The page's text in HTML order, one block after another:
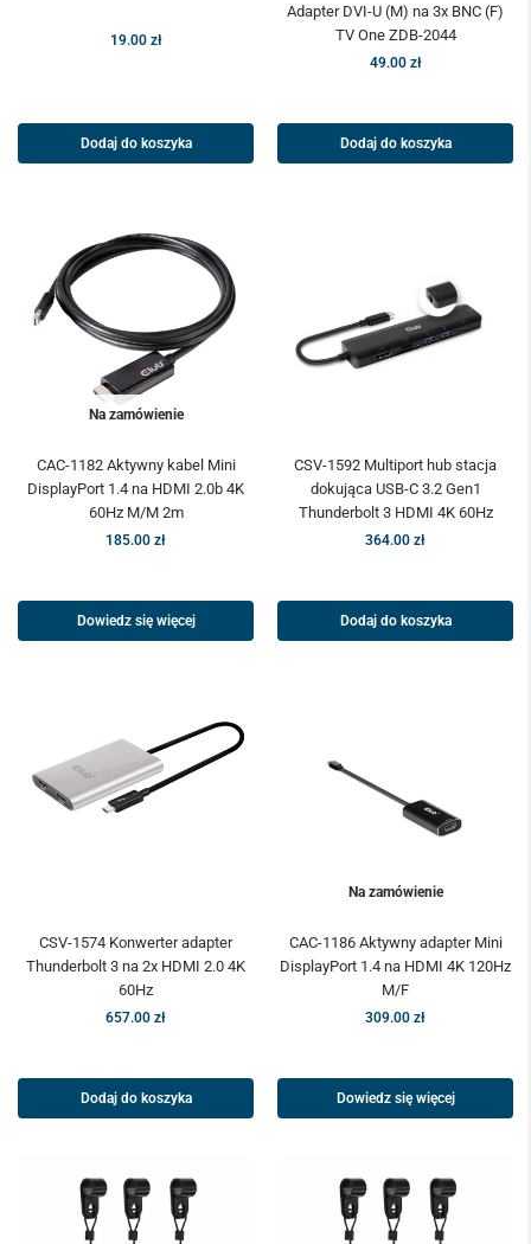
19.00 zł
Dodaj do koszyka
Adapter DVI-U (M) na 3x BNC (F)
TV One ZDB-2044
49.00 zł
Dodaj do koszyka
Na zamówienie
CAC-1182 Aktywny kabel Mini
DisplayPort 1.4 na HDMI 2.0b 4K
60Hz M/M 2m
185.00 zł
Dowiedz się więcej
CSV-1592 Multiport hub stacja
dokująca USB-C 3.2 Gen1
Thunderbolt 3 HDMI 4K 60Hz
364.00 zł
Dodaj do koszyka
CSV-1574 Konwerter adapter
Thunderbolt 3 na 2x HDMI 2.0 4K
60Hz
657.00 zł
Dodaj do koszyka
Na zamówienie
CAC-1186 Aktywny adapter Mini
DisplayPort 1.4 na HDMI 4K 120Hz
M/F
309.00 zł
Dowiedz się więcej